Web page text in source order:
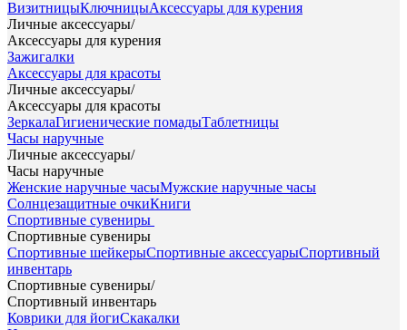
ВизитницыКлючницыАксессуары для курения
Личные аксессуары/
Аксессуары для курения
Зажигалки
Аксессуары для красоты
Личные аксессуары/
Аксессуары для красоты
ЗеркалаГигиенические помадыТаблетницы
Часы наручные
Личные аксессуары/
Часы наручные
Женские наручные часыМужские наручные часы
Солнцезащитные очкиКниги
Спортивные сувениры
Спортивные сувениры
Спортивные шейкерыСпортивные аксессуарыСпортивный
инвентарь
Спортивные сувениры/
Спортивный инвентарь
Коврики для йогиСкакалки